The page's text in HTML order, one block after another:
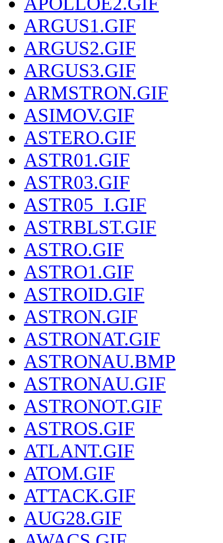
ARGUS1.GIF
ARGUS2.GIF
ARGUS3.GIF
ARMSTRON.GIF
ASIMOV.GIF
ASTERO.GIF
ASTR01.GIF
ASTR03.GIF
ASTR05_I.GIF
ASTRBLST.GIF
ASTRO.GIF
ASTRO1.GIF
ASTROID.GIF
ASTRON.GIF
ASTRONAT.GIF
ASTRONAU.BMP
ASTRONAU.GIF
ASTRONOT.GIF
ASTROS.GIF
ATLANT.GIF
ATOM.GIF
ATTACK.GIF
AUG28.GIF